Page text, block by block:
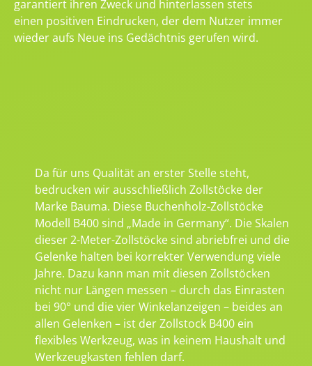
garantiert ihren Zweck und hinterlassen stets
einen positiven Eindrucken, der dem Nutzer immer
wieder aufs Neue ins Gedächtnis gerufen wird.
Da für uns Qualität an erster Stelle steht,
bedrucken wir ausschließlich Zollstöcke der
Marke Bauma. Diese Buchenholz-Zollstöcke
Modell B400 sind „Made in Germany“. Die Skalen
dieser 2-Meter-Zollstöcke sind abriebfrei und die
Gelenke halten bei korrekter Verwendung viele
Jahre. Dazu kann man mit diesen Zollstöcken
nicht nur Längen messen – durch das Einrasten
bei 90° und die vier Winkelanzeigen – beides an
allen Gelenken – ist der Zollstock B400 ein
flexibles Werkzeug, was in keinem Haushalt und
Werkzeugkasten fehlen darf.